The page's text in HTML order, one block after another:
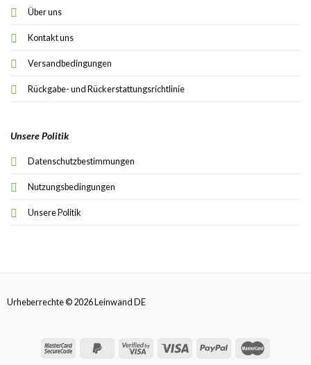
Über uns
Kontakt uns
Versandbedingungen
Rückgabe- und Rückerstattungsrichtlinie
Unsere Politik
Datenschutzbestimmungen
Nutzungsbedingungen
Unsere Politik
Urheberrechte © 2026 Leinwand DE